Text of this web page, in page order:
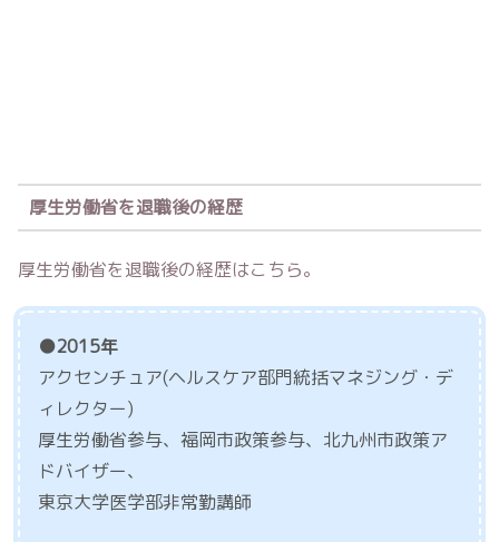
厚生労働省を退職後の経歴
厚生労働省を退職後の経歴はこちら。
●2015年
アクセンチュア(ヘルスケア部門統括マネジング・デ
ィレクター)
厚生労働省参与、福岡市政策参与、北九州市政策ア
ドバイザー、
東京大学医学部非常勤講師